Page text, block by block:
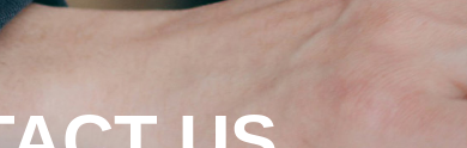
800℃-1200℃，通过直接传热或鼓风传热的
域，保护接线端不被损坏。电线接头处绝缘
封装，能够有效防止导电灰渣引起的短路。